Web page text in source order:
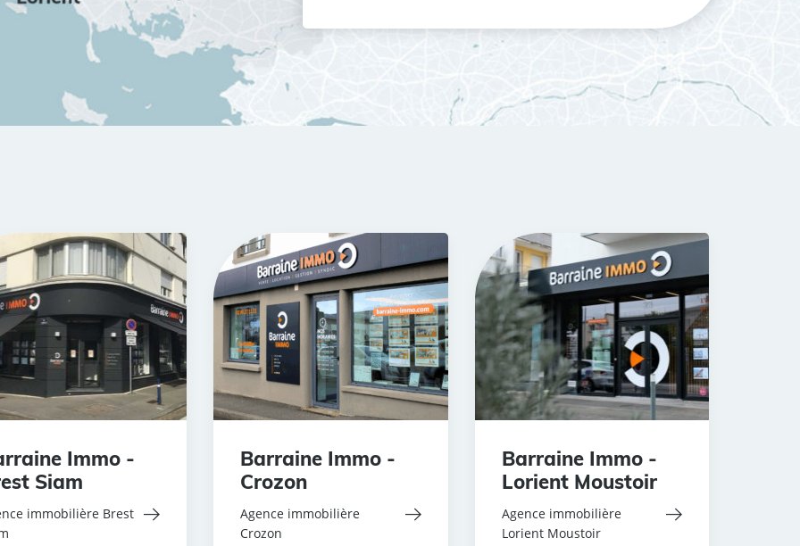
Immo -
Siam
immobilière Brest
Barraine Immo -
Crozon
Agence immobilière
Crozon
Barraine Immo -
Lorient Moustoir
Agence immobilière
Lorient Moustoir